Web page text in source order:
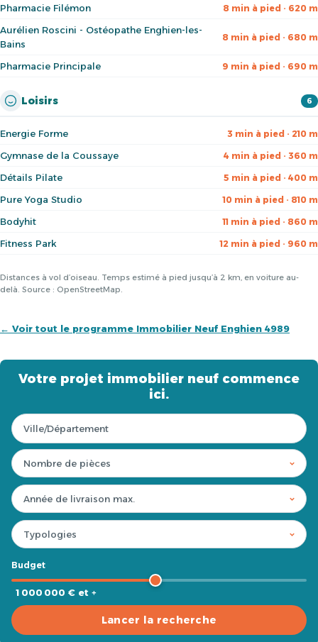
Pharmacie Filémon 8 min à pied · 620 m
Aurélien Roscini - Ostéopathe Enghien-les-
Bains
8 min à pied · 680 m
Pharmacie Principale 9 min à pied · 690 m
Loisirs 6
Energie Forme 3 min à pied · 210 m
Gymnase de la Coussaye 4 min à pied · 360 m
Détails Pilate 5 min à pied · 400 m
Pure Yoga Studio 10 min à pied · 810 m
Bodyhit 11 min à pied · 860 m
Fitness Park 12 min à pied · 960 m
Distances à vol d’oiseau. Temps estimé à pied jusqu’à 2 km, en voiture au-
delà. Source : OpenStreetMap.
← Voir tout le programme Immobilier Neuf Enghien 4989
Votre projet immobilier neuf commence
ici.
Budget
1 000 000 € et +
Lancer la recherche